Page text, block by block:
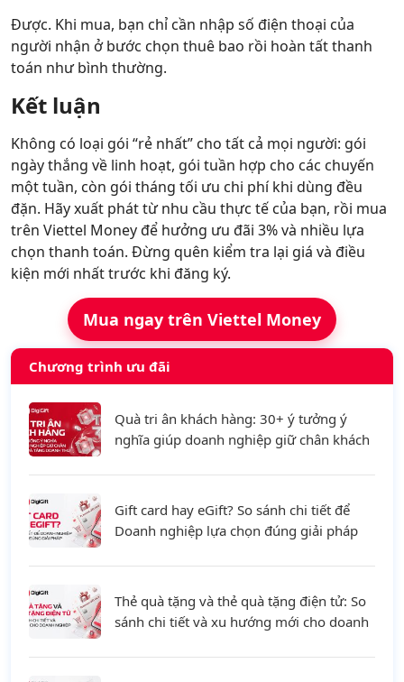
Được. Khi mua, bạn chỉ cần nhập số điện thoại của
người nhận ở bước chọn thuê bao rồi hoàn tất thanh
toán như bình thường.
Kết luận
Không có loại gói “rẻ nhất” cho tất cả mọi người: gói
ngày thắng về linh hoạt, gói tuần hợp cho các chuyến
một tuần, còn gói tháng tối ưu chi phí khi dùng đều
đặn. Hãy xuất phát từ nhu cầu thực tế của bạn, rồi mua
trên Viettel Money để hưởng ưu đãi 3% và nhiều lựa
chọn thanh toán. Đừng quên kiểm tra lại giá và điều
kiện mới nhất trước khi đăng ký.
Mua ngay trên Viettel Money
Chương trình ưu đãi
Quà tri ân khách hàng: 30+ ý tưởng ý
nghĩa giúp doanh nghiệp giữ chân khách
Gift card hay eGift? So sánh chi tiết để
Doanh nghiệp lựa chọn đúng giải pháp
Thẻ quà tặng và thẻ quà tặng điện tử: So
sánh chi tiết và xu hướng mới cho doanh